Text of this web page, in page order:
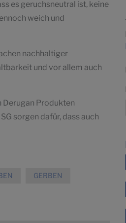
es geruchsneutral ist, keine
weich und
nachhaltiger
und vor allem auch
Derugan Produkten
sorgen dafür, dass auch
GERBEN